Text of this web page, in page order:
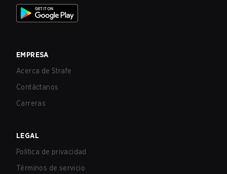
EMPRESA
Acerca de Strafe
Contáctanos
Carreras
LEGAL
Política de privacidad
Términos de servicio